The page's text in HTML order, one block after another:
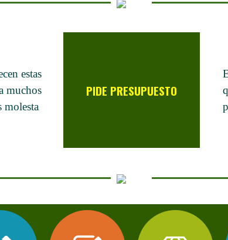
estas
muchos
molesta
PIDE PRESUPUESTO